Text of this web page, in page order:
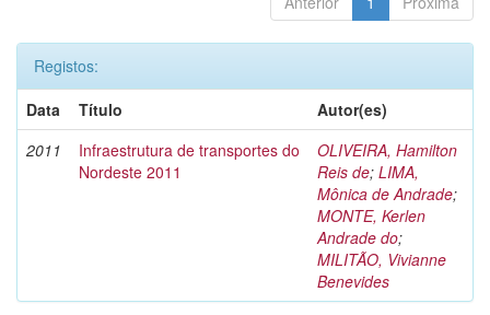
Registos:
Data
Título
Autor(es)
2011
Infraestrutura de transportes do
Nordeste 2011
OLIVEIRA, Hamilton
Reis de; LIMA,
Mônica de Andrade;
MONTE, Kerlen
Andrade do;
MILITÃO, Vivianne
Benevides